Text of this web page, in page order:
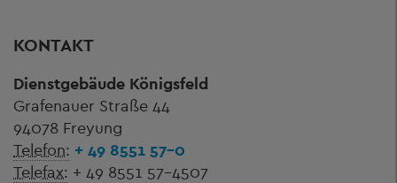
KONTAKT
Dienstgebäude Königsfeld
Grafenauer Straße 44
94078 Freyung
Telefon: + 49 8551 57-0
Telefax: + 49 8551 57-4507